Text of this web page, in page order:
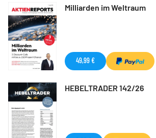
Milliarden im Weltraum
49,99 €
HEBELTRADER 142/26